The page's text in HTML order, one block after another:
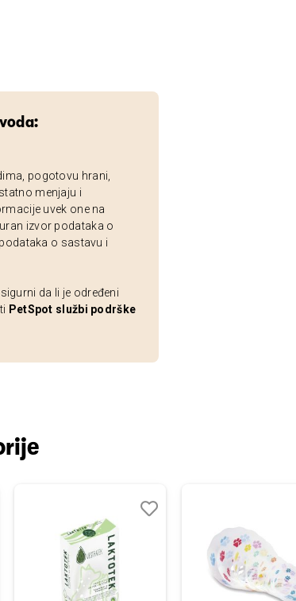
pogotovu hrani,
menjaju i
uvek one na
izvor podataka o
o sastavu i
da li je određeni
PetSpot službi podrške